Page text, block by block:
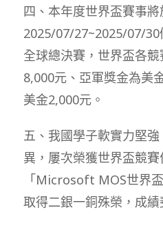
四、本年度世界盃賽事將
2025/07/27~2025/07/
全球總決賽，世界盃各
8,000元、亞軍獎金為美
美金2,000元。
五、我國學子軟實力堅
異，屢次榮獲世界盃競
「Microsoft MOS世界
取得二銀一銅殊榮，成績